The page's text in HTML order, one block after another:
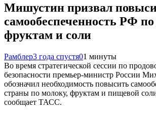
Мишустин призвал
самообеспеченность РФ
фруктам и соли
Рамблер3 года спустя01 минуты
Во время стратегической сессии по
безопасности премьер-министр России
обозначил необходимость повысить
страны по молоку, фруктам и пищевой
сообщает ТАСС.